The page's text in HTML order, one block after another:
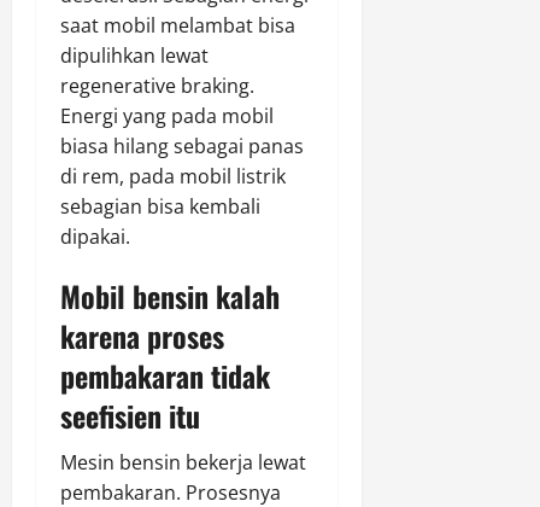
saat mobil melambat bisa
dipulihkan lewat
regenerative braking.
Energi yang pada mobil
biasa hilang sebagai panas
di rem, pada mobil listrik
sebagian bisa kembali
dipakai.
Mobil bensin kalah
karena proses
pembakaran tidak
seefisien itu
Mesin bensin bekerja lewat
pembakaran. Prosesnya